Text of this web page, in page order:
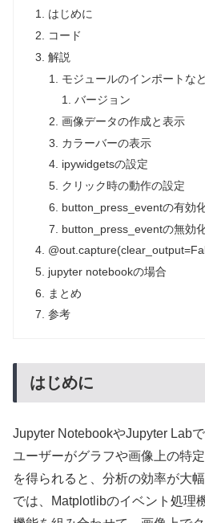
はじめに
コード
解説
モジュールのインポートな
バージョン
画像データの作成と表示
カラーバーの表示
ipywidgetsの設定
クリック時の動作の設定
button_press_eventの有効
button_press_eventの無効
jupyter notebookの場合
まとめ
参考
はじめに
Jupyter NotebookやJupyter Lab
ユーザーがグラフや画像上の特
を得られると、分析の効率が大
では、Matplotlibのイベント処理